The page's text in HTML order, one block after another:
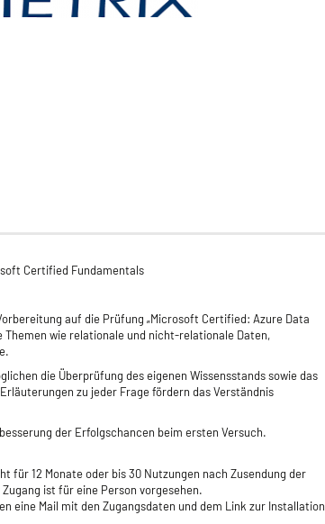
Certified Fundamentals
auf die Prüfung „Microsoft Certified: Azure Data
Themen wie relationale und nicht-relationale Daten,
die Überprüfung des eigenen Wissensstands sowie das
zu jeder Frage fördern das Verständnis
der Erfolgschancen beim ersten Versuch.
für 12 Monate oder bis 30 Nutzungen nach Zusendung der
ist für eine Person vorgesehen.
eine Mail mit den Zugangsdaten und dem Link zur Installation